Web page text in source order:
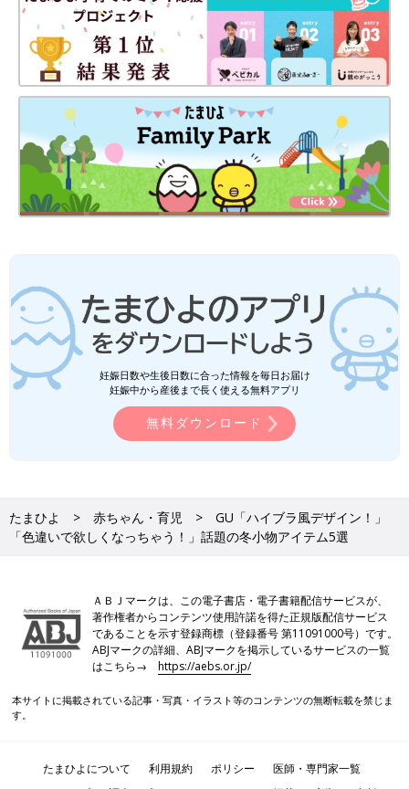
きれいめコーデにもマッチするとのこと。色違いの“ナチュラ
ル”も気になっているんだとか。軽くてあったかくて、とっても
お気に入りのようですよ♪
今年の冬はGUで！「あったかぬくぬく
素材♪」「おなかと足元の防寒対策に」
おすすめアイテム4選
冷えが強くなり、子どもの防寒対策にいろんな
アイテムが必要となってきましたよね。GUで
は、おなかと足元をしっかりと温めてくれるア
イテムを多く展開しています。肌触りが良く、
見た目も可愛らしいものばかりなので、まさに
買い時です！今回は元アパレル店員ライター
GUの小物類は、可愛くてお値段も手頃なものが多いため、新作
(文・水川ちさ)
●記事内容でご紹介している投稿、リンク先は、削除される場合
があります。あらかじめご了承ください。
●記事の内容は2023年12月の情報で、現在と異なる場合がありま
す。
●記事内の価格はすべて税込み、2023年12月時点のものです。
大活躍の予感」「ジャケット・ベストが
お値打ち価格!?」買うべき5選
急に冷えてきましたよね！そんな冷える日に
は、GUのあったかアウターがおすすめです。
つ「コート」も、可愛いデザインばかり！ 今回
はそんなGUの、買うべきアウターをご紹介し
ます。
GU「こういうの待ってました！」「美
シルエット＆チクチクしない」おしゃれ
ママたち購入！激かわニット5選
GUでは、おしゃれで可愛いニットがたくさん
販売されています。ロンT代わりに使える万能
なセーターや肌寒いときにサッと羽織れるカー
ます。
妊娠日数や生後日数に合った情報を毎日お届け
妊娠中から産後まで長く使える無料アプリ
無料ダウンロード
たまひよ 赤ちゃん・育児
GU「ハイブラ風デザイン！」
「色違いで欲しくなっちゃう！」話題の冬小物アイテム5選
ＡＢＪマークは、この電子書店・電子書籍配信サービスが、
著作権者からコンテンツ使用許諾を得た正規版配信サービス
であることを示す登録商標（登録番号 第11091000号）です。
ABJマークの詳細、ABJマークを掲示しているサービスの一覧
はこちら→https://aebs.or.jp/
本サイトに掲載されている記事・写真・イラスト等のコンテンツの無断転載を禁じま
す。
たまひよについて 利用規約 ポリシー
医師・専門家一覧